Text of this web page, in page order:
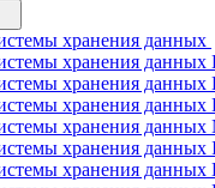
хранения данных
хранения данных
хранения данных
хранения данных
хранения данных
хранения данных
хранения данных